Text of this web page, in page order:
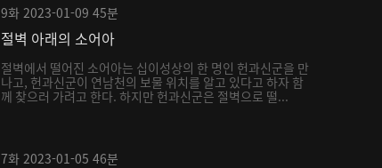
9화 2023-01-09 45분
절벽 아래의 소어아
절벽에서 떨어진 소어아는 십이성상의 한 명인 헌과신군을 만
나고, 헌과신군이 연남천의 보물 위치를 알고 있다고 하자 함
께 찾으러 가려고 한다. 하지만 헌과신군은 절벽으로 떨...
7화 2023-01-05 46분